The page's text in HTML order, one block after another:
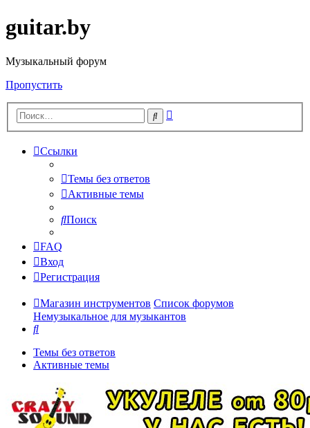
guitar.by
Музыкальный форум
Пропустить
Поиск
Ссылки
Темы без ответов
Активные темы
Поиск
FAQ
Вход
Регистрация
Магазин инструментов Список форумов
Немузыкальное для музыкантов
Поиск
Темы без ответов
Активные темы